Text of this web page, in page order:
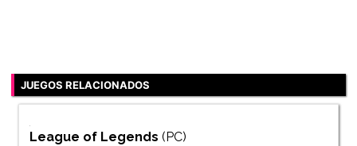
JUEGOS RELACIONADOS
League of Legends (PC)